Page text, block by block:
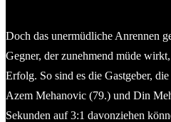
Doch das unermüdliche Anrennen
Gegner, der zunehmend müde
Erfolg. So sind es die Gastgeber,
Azem Mehanovic (79.) und Din
Sekunden auf 3:1 davonziehen